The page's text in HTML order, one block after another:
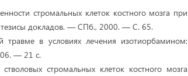
стромальных клеток костного мозга при
докладов. — СПб., 2000. — С. 65.
в условиях лечения изотиорбамином:
— 21 с.
стромальных клеток костного мозга